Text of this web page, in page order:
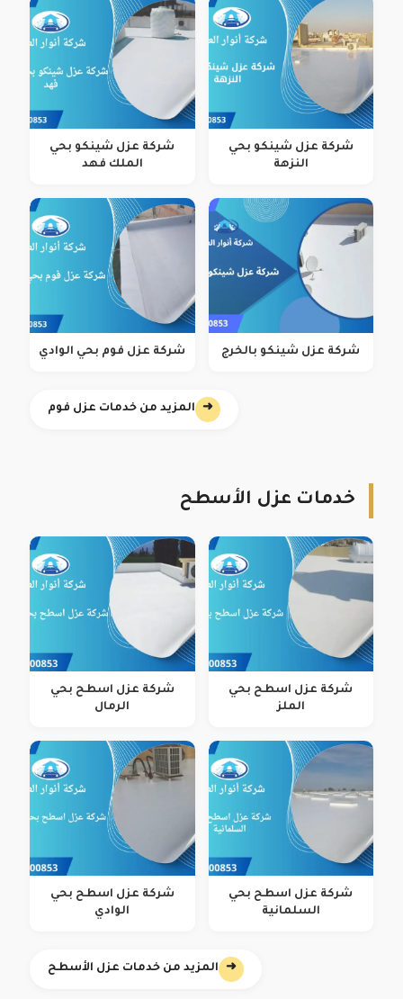
شركة عزل شينكو بحي
النزهة
شركة عزل شينكو بحي
الملك فهد
شركة عزل شينكو بالخرج شركة عزل فوم بحي الوادي
➜ المزيد من خدمات عزل فوم
خدمات عزل الأسطح
شركة عزل اسطح بحي
الملز
شركة عزل اسطح بحي
الرمال
شركة عزل اسطح بحي
السلمانية
شركة عزل اسطح بحي
الوادي
➜ المزيد من خدمات عزل الأسطح